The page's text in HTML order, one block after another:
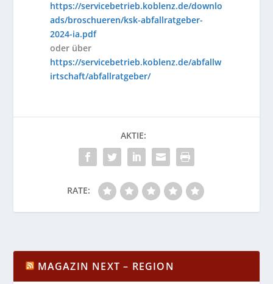
https://servicebetrieb.koblenz.de/downlo
ads/broschueren/ksk-abfallratgeber-
2024-ia.pdf
oder über
https://servicebetrieb.koblenz.de/abfallw
irtschaft/abfallratgeber/
AKTIE:
RATE:
MAGAZIN NEXT – REGION